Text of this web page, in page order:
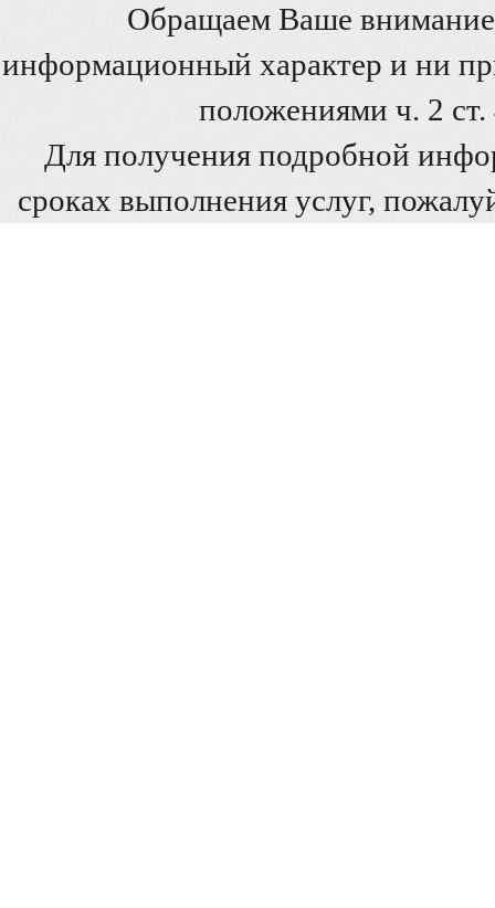
Обращаем Ваше внимание
информационный характер и ни
положениями ч. 2
Для получения подробной
сроках выполнения услуг,